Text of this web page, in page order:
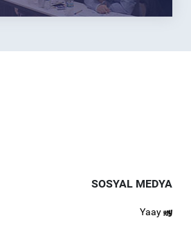
SOSYAL MEDYA
Yaay